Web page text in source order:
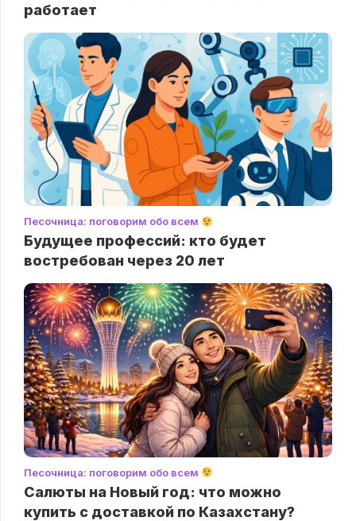
работает
Песочница: поговорим обо всем
Будущее профессий: кто будет
востребован через 20 лет
Песочница: поговорим обо всем
Салюты на Новый год: что можно
купить с доставкой по Казахстану?